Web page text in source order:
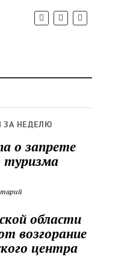
ЗА НЕДЕЛЮ
о запрете
туризма
области
возгорание
центра